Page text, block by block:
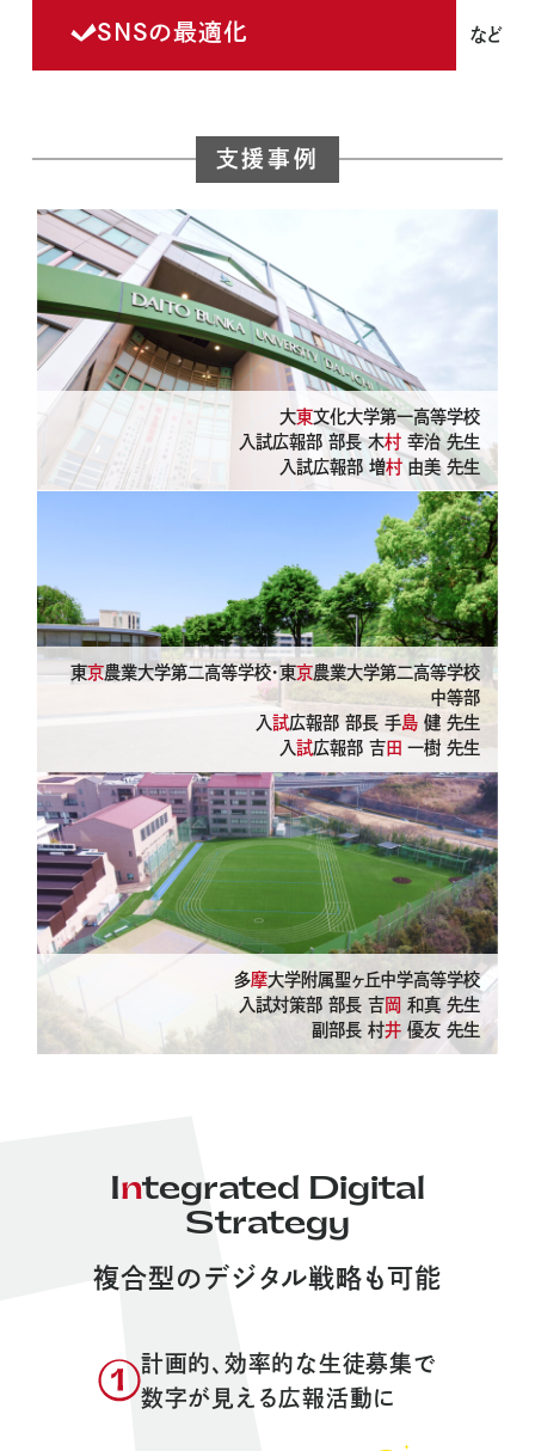
SNSの最適化
など
支援事例
大東文化大学第一高等学校
入試広報部 部長 木村幸治 先生
入試広報部 増村由美 先生
東京農業大学第二高等学校・東京農業大学第二高等学校
中等部
入試広報部 部長 手島健 先生
入試広報部 吉田 一樹 先生
多摩大学附属聖ヶ丘中学高等学校
入試対策部 部長 吉岡 和真 先生
副部長 村井優友 先生
Integrated Digital
Strategy
複合型のデジタル戦略も可能
計画的、効率的な生徒募集で
数字が見える広報活動に